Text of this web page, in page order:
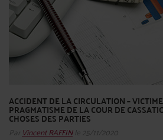
ACCIDENT DE LA CIRCULATION –
PRAGMATISME DE LA COUR DE
CHOSES DES PARTIES
Par Vincent RAFFINle 25/11/2020